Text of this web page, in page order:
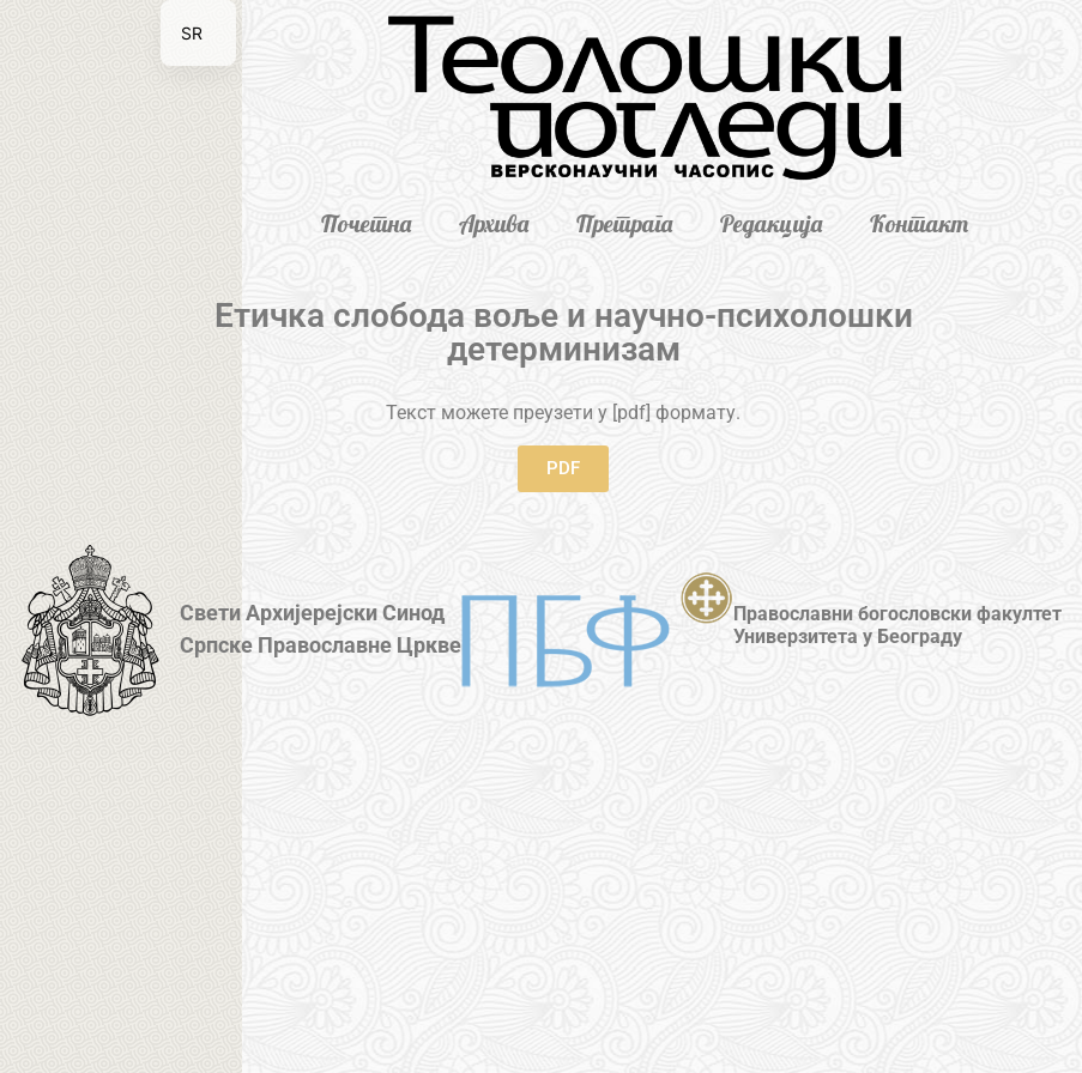
Почетна Архива Претрага Редакција Контакт
Етичка слобода воље и научно-психолошки
детерминизам
Текст можете преузети у [pdf] формату.
PDF
Свети Архијерејски Синод
Српске Православне Цркве
Православни богословски факултет
Универзитета у Београду
SR
EN